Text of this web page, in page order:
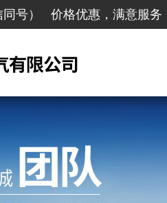
同号） 价格优惠，满意服务